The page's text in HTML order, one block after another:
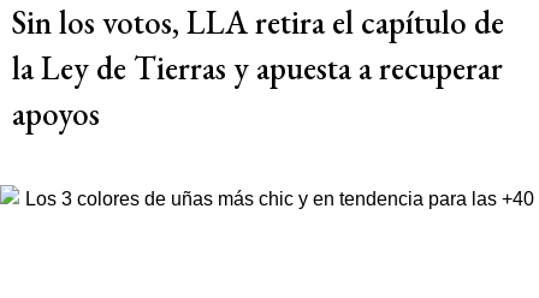
Sin los votos, LLA retira el capítulo de
la Ley de Tierras y apuesta a recuperar
apoyos